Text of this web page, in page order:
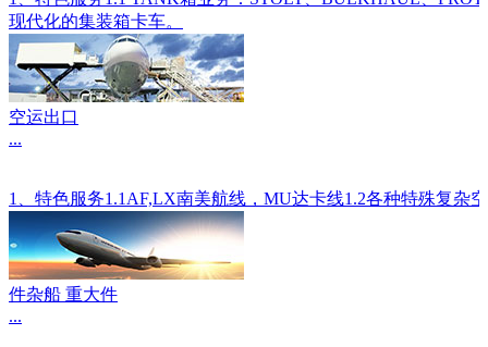
现代化的集装箱卡车。
空运出口
...
1、特色服务1.1AF,LX南美航线，MU达卡线1.2各种特殊复杂
件杂船 重大件
...